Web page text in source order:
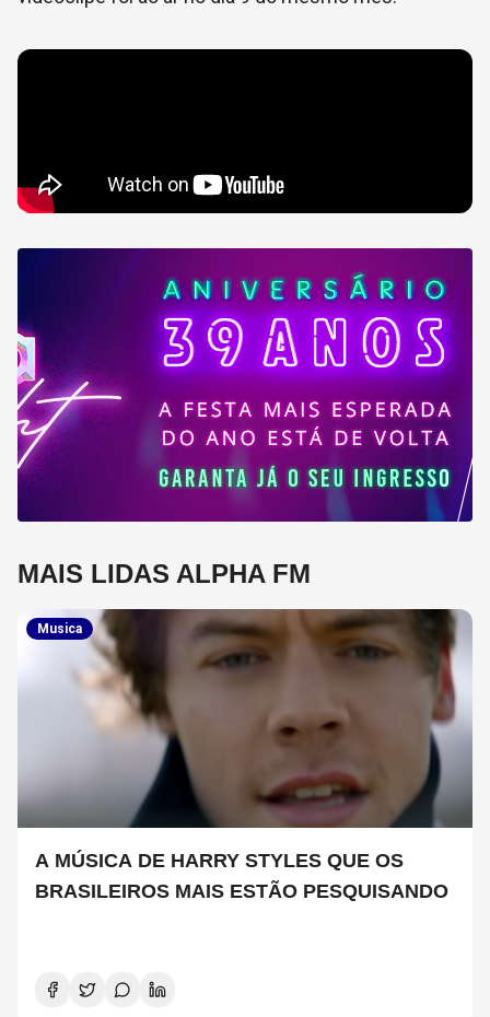
MAIS LIDAS ALPHA FM
Musica
A MÚSICA DE HARRY STYLES QUE OS
BRASILEIROS MAIS ESTÃO PESQUISANDO